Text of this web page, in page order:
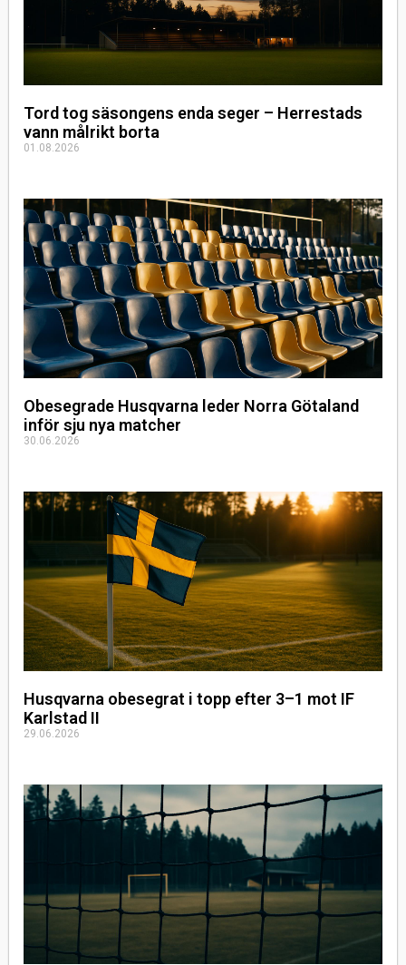
Tord tog säsongens enda seger – Herrestads
vann målrikt borta
01.08.2026
Obesegrade Husqvarna leder Norra Götaland
inför sju nya matcher
30.06.2026
Husqvarna obesegrat i topp efter 3–1 mot IF
Karlstad II
29.06.2026